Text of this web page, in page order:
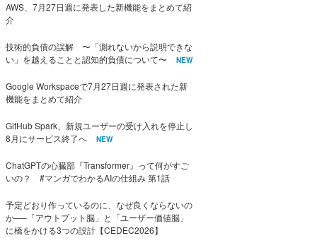
AWS、7月27日週に発表した新機能をまとめて紹
介
技術的負債の誤解 〜「測れないから説明できな
い」を越えることと認知的負債について〜
NEW
Google Workspaceで7月27日週に発表された新
機能をまとめて紹介
GitHub Spark、新規ユーザーの受け入れを停止し
8月にサービス終了へ
NEW
ChatGPTの心臓部『Transformer』って何がすご
いの？ #マンガでわかるAIの仕組み 第1話
予定どおり作っているのに、なぜ良くならないの
か──「アウトプット脳」と「ユーザー価値脳」
に橋をかける3つの設計【CEDEC2026】